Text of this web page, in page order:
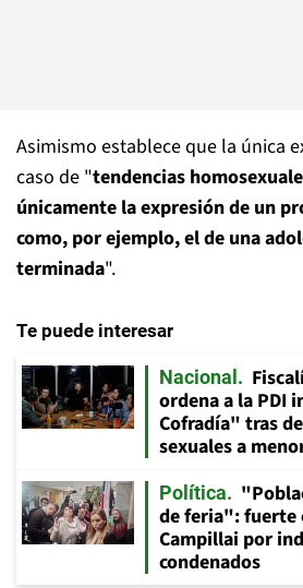
Asimismo establece que la única
caso de "tendencias
únicamente la expresión de un
como, por ejemplo, el de una
terminada".
Te puede interesar
Nacional
ordena a la PDI
Cofradía" tras
sexuales a
Política
de feria": fuerte
Campillai por
condenados